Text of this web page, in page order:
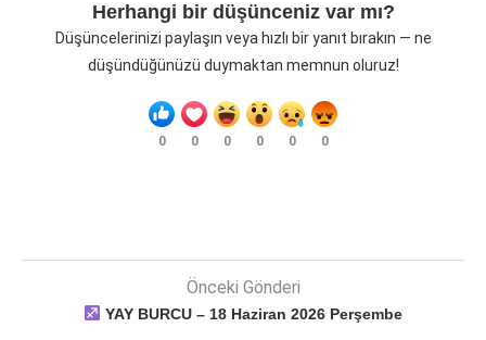
Herhangi bir düşünceniz var mı?
Düşüncelerinizi paylaşın veya hızlı bir yanıt bırakın — ne
düşündüğünüzü duymaktan memnun oluruz!
0 0 0 0 0 0
Önceki Gönderi
YAY BURCU – 18 Haziran 2026 Perşembe